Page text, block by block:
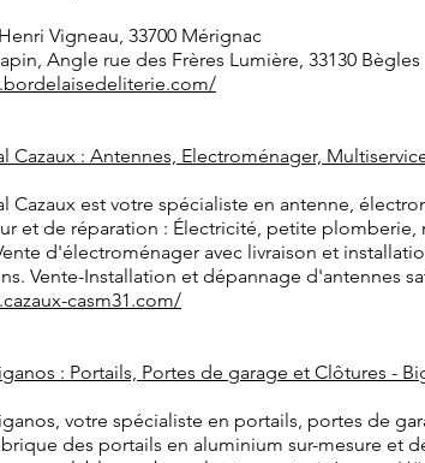
Vigneau, 33700 Mérignac
Angle rue des Frères Lumière, 33130 Bègles
Cazaux : Antennes, Electroménager,
Cazaux est votre spécialiste en antenne,
et de réparation : Électricité, petite
d'électroménager avec livraison et
Vente-Installation et dépannage d'antennes
casm31.com/
: Portails, Portes de garage et Clôtures -
votre spécialiste en portails, portes de
des portails en aluminium sur-mesure et